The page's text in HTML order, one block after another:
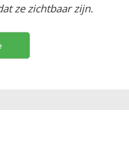
ze zichtbaar zijn.